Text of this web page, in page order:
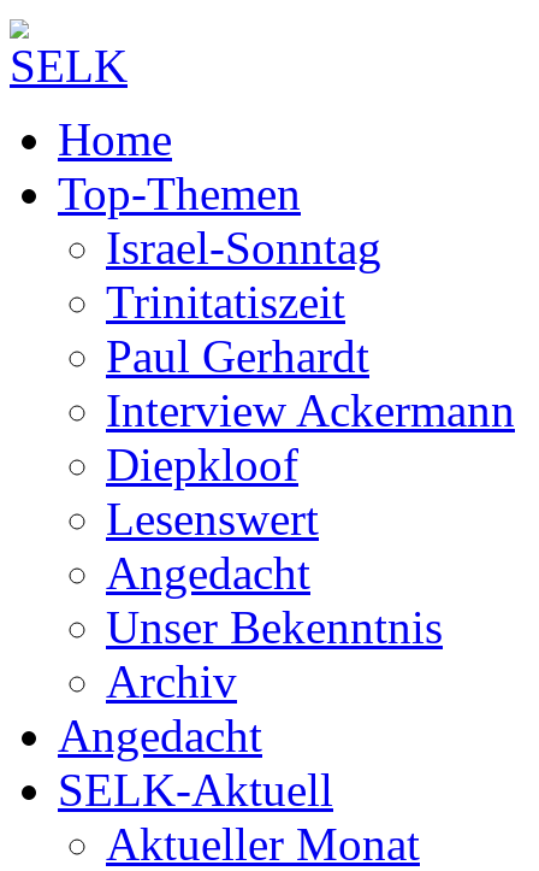
Home
Top-Themen
Israel-Sonntag
Trinitatiszeit
Paul Gerhardt
Interview Ackermann
Diepkloof
Lesenswert
Angedacht
Unser Bekenntnis
Archiv
Angedacht
SELK-Aktuell
Aktueller Monat